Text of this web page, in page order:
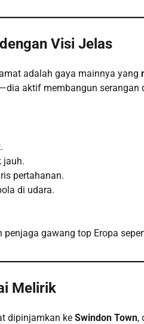
Visi Jelas
adalah gaya mainnya yang
aktif membangun
jauh.
pertahanan.
di udara.
gawang top Eropa
Melirik
dipinjamkan ke Swindon Town,